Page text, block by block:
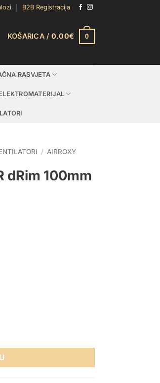
B2B Registracija
KOŠARICA / 0.00€ 0
RASVJETA
/ AIRROXY
dRim 100mm
GAŠENJA količina